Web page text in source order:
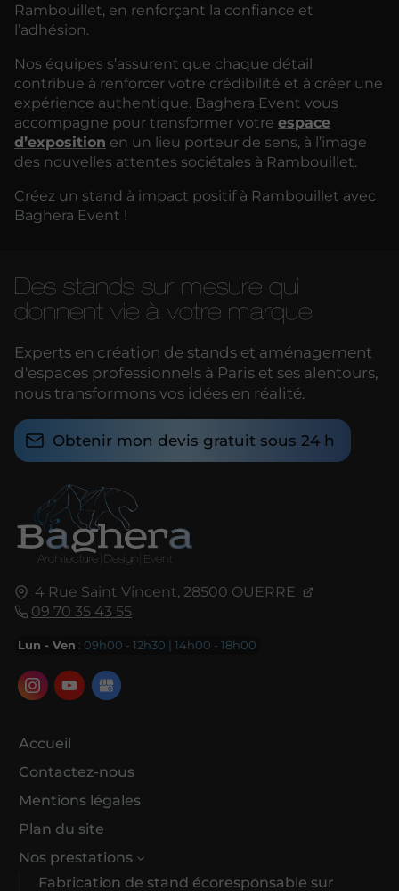
Rambouillet, en renforçant la confiance et
l’adhésion.
Nos équipes s’assurent que chaque détail
contribue à renforcer votre crédibilité et à créer une
expérience authentique. Baghera Event vous
accompagne pour transformer votre espace
d’exposition en un lieu porteur de sens, à l’image
des nouvelles attentes sociétales à Rambouillet.
Créez un stand à impact positif à Rambouillet avec
Baghera Event !
4 Rue Saint Vincent, 28500 OUERRE
09 70 35 43 55
Lun - Ven : 09h00 - 12h30 | 14h00 - 18h00
Accueil
Contactez-nous
Mentions légales
Plan du site
Nos prestations
Fabrication de stand écoresponsable sur
Des stands sur mesure qui
donnent vie à votre marque
Experts en création de stands et aménagement
d'espaces professionnels à Paris et ses alentours,
nous transformons vos idées en réalité.
Obtenir mon devis gratuit sous 24 h